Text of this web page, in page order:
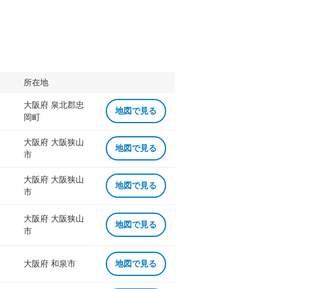
所在地
大阪府 泉北郡忠
岡町
地図で見る
大阪府 大阪狭山
市
地図で見る
大阪府 大阪狭山
市
地図で見る
大阪府 大阪狭山
市
地図で見る
大阪府 和泉市 地図で見る